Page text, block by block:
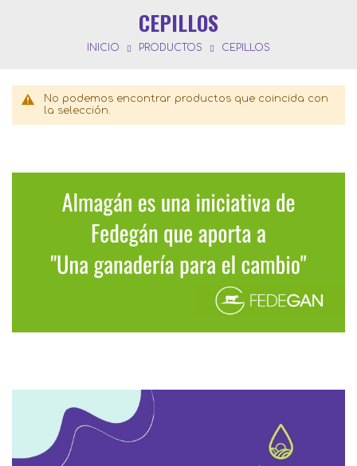
CEPILLOS
INICIO PRODUCTOS CEPILLOS
No podemos encontrar productos que coincida con
la selección.